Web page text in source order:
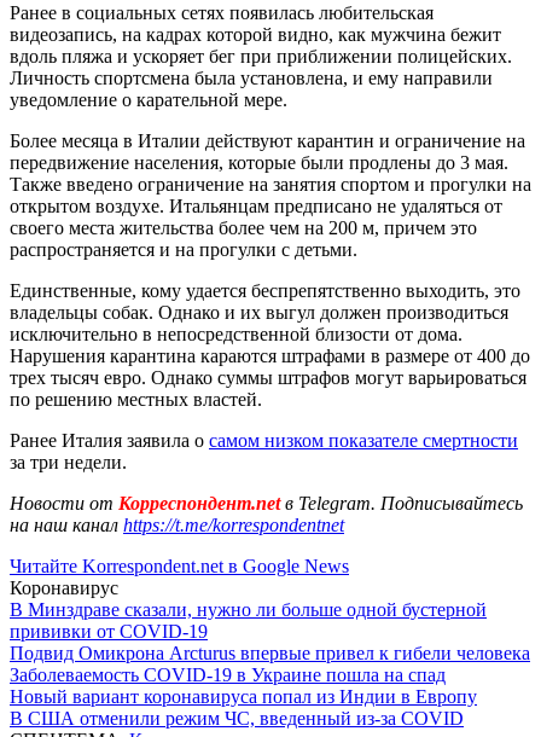
Ранее в социальных сетях появилась любительская
видеозапись, на кадрах которой видно, как мужчина бежит
вдоль пляжа и ускоряет бег при приближении полицейских.
Личность спортсмена была установлена, и ему направили
уведомление о карательной мере.
Более месяца в Италии действуют карантин и ограничение на
передвижение населения, которые были продлены до 3 мая.
Также введено ограничение на занятия спортом и прогулки на
открытом воздухе. Итальянцам предписано не удаляться от
своего места жительства более чем на 200 м, причем это
распространяется и на прогулки с детьми.
Единственные, кому удается беспрепятственно выходить, это
владельцы собак. Однако и их выгул должен производиться
исключительно в непосредственной близости от дома.
Нарушения карантина караются штрафами в размере от 400 до
трех тысяч евро. Однако суммы штрафов могут варьироваться
по решению местных властей.
Ранее Италия заявила о самом низком показателе смертности
за три недели.
Новости от Корреспондент.netв Telegram. Подписывайтесь
на наш канал https://t.me/korrespondentnet
Читайте Korrespondent.net в Google News
Коронавирус
В Минздраве сказали, нужно ли больше одной бустерной
прививки от COVID-19
Подвид Омикрона Arcturus впервые привел к гибели человека
Заболеваемость COVID-19 в Украине пошла на спад
Новый вариант коронавируса попал из Индии в Европу
В США отменили режим ЧС, введенный из-за COVID